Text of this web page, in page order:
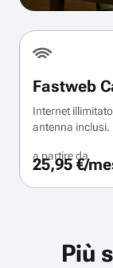
Fastweb
Internet illimitato
antenna inclusi.
a partire da
25,95 €/
Più